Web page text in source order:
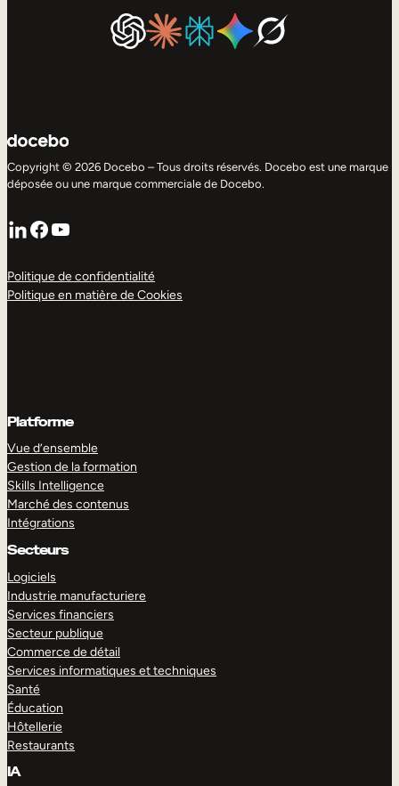
Copyright © 2026 Docebo – Tous droits réservés. Docebo est une marque
déposée ou une marque commerciale de Docebo.
LinkedIn
Facebook
YouTube
Politique de confidentialité
Politique en matière de Cookies
Platforme
Vue d’ensemble
Gestion de la formation
Skills Intelligence
Marché des contenus
Intégrations
Secteurs
Logiciels
Industrie manufacturiere
Services financiers
Secteur publique
Commerce de détail
Services informatiques et techniques
Santé
Éducation
Hôtellerie
Restaurants
IA